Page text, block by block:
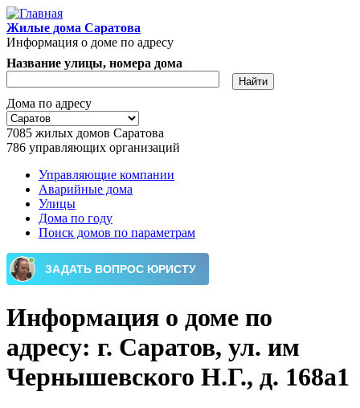
Перейти к основному содержанию
Жилые дома Саратова
Информация о доме по адресу
Название улицы, номера дома
Дома по адресу
7085 жилых домов Саратова
786 управляющих организаций
Главное меню
Управляющие компании
Аварийные дома
Улицы
Дома по году
Поиск домов по параметрам
Информация о доме по
адресу: г. Саратов, ул. им
Чернышевского Н.Г., д. 168а1